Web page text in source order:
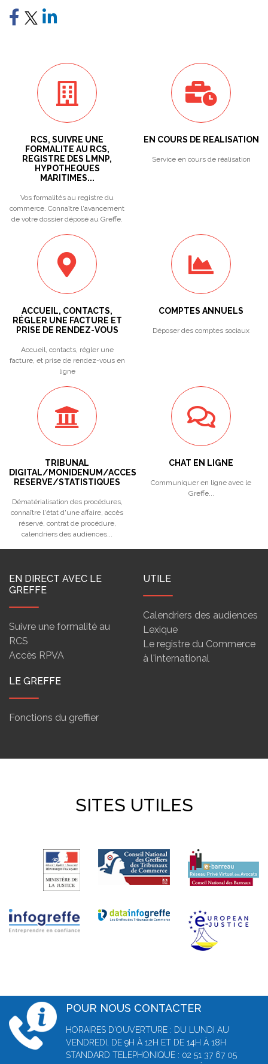
RCS, SUIVRE UNE
FORMALITE AU RCS,
REGISTRE DES LMNP,
HYPOTHEQUES
MARITIMES...
Vos formalités au registre du
commerce. Connaître l'avancement
de votre dossier déposé au Greffe.
EN COURS DE REALISATION
Service en cours de réalisation
ACCUEIL, CONTACTS,
RÉGLER UNE FACTURE ET
PRISE DE RENDEZ-VOUS
Accueil, contacts, régler une
facture, et prise de rendez-vous en
ligne
COMPTES ANNUELS
Déposer des comptes sociaux
TRIBUNAL
DIGITAL/MONIDENUM/ACCES
RESERVE/STATISTIQUES
Dématérialisation des procédures,
connaître l'état d'une affaire, accès
réservé, contrat de procédure,
calendriers des audiences...
CHAT EN LIGNE
Communiquer en ligne avec le
Greffe...
EN DIRECT AVEC LE
GREFFE
Suivre une formalité au
RCS
Accès RPVA
UTILE
Calendriers des audiences
Lexique
Le registre du Commerce
à l'international
LE GREFFE
Fonctions du greffier
SITES UTILES
POUR NOUS CONTACTER
HORAIRES D'OUVERTURE : DU LUNDI AU
VENDREDI, DE 9H À 12H ET DE 14H À 18H
STANDARD TELEPHONIQUE : 02 51 37 67 05